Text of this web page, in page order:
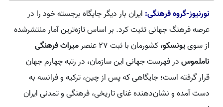
نورنیوز-گروه فرهنگی:‌ ایران بار دیگر جایگاه برجسته خود را در
عرصه فرهنگ جهانی تثیت کرد. بر اساس تازه‌ترین آمار منتشرشده
از سوییونسکو،کشورمان با ثبت ۲۷ عنصر
میراث فرهنگی
ناملموسدر فهرست جهانی این سازمان، در رتبه چهارم جهان
قرار گرفته است؛ جایگاهی که پس از چین، ترکیه و فرانسه به
دست آمده و نشان‌دهنده غنای تاریخی، فرهنگی و تمدنی ایران